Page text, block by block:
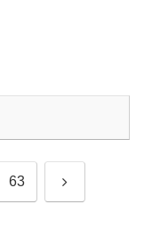
63 次